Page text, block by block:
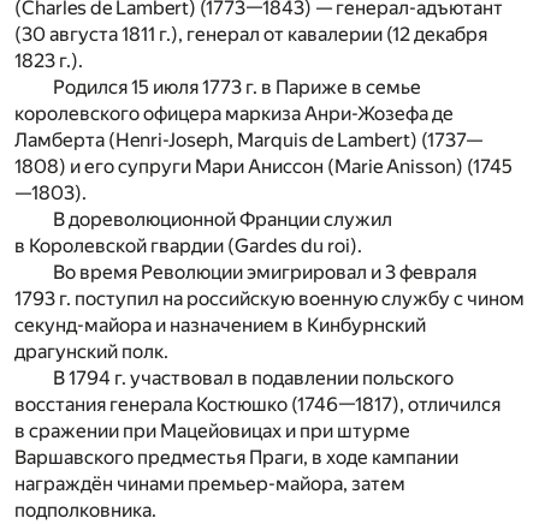
(Charles de Lambert) (1773—1843) — генерал-адъютант
(30 августа 1811 г.), генерал от кавалерии (12 декабря
1823 г.).
Родился 15 июля 1773 г. в Париже в семье
королевского офицера маркиза Анри-Жозефа де
Ламберта (Henri-Joseph, Marquis de Lambert) (1737—
1808) и его супруги Мари Аниссон (Marie Anisson) (1745
—1803).
В дореволюционной Франции служил
в Королевской гвардии (Gardes du roi).
Во время Революции эмигрировал и 3 февраля
1793 г. поступил на российскую военную службу с чином
секунд-майора и назначением в Кинбурнский
драгунский полк.
В 1794 г. участвовал в подавлении польского
восстания генерала Костюшко (1746—1817), отличился
в сражении при Мацейовицах и при штурме
Варшавского предместья Праги, в ходе кампании
награждён чинами премьер-майора, затем
подполковника.